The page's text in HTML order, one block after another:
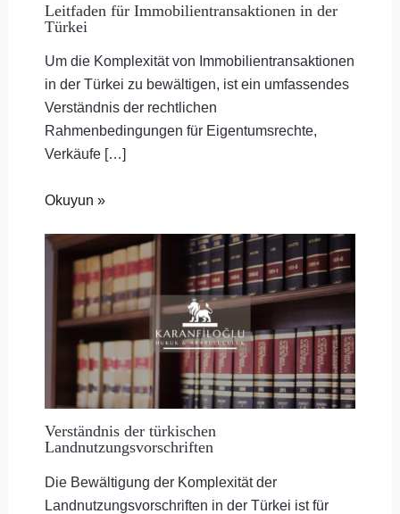
Leitfaden für Immobilientransaktionen in der
Türkei
Um die Komplexität von Immobilientransaktionen
in der Türkei zu bewältigen, ist ein umfassendes
Verständnis der rechtlichen
Rahmenbedingungen für Eigentumsrechte,
Verkäufe […]
Okuyun »
Verständnis der türkischen
Landnutzungsvorschriften
Die Bewältigung der Komplexität der
Landnutzungsvorschriften in der Türkei ist für